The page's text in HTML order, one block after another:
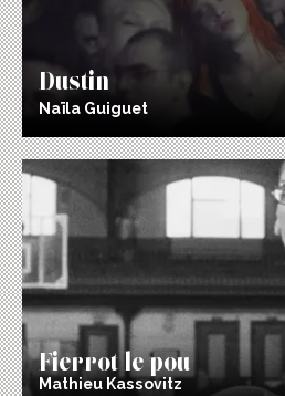
Dustin
Naïla Guiguet
Fierrot le pou
Mathieu Kassovitz